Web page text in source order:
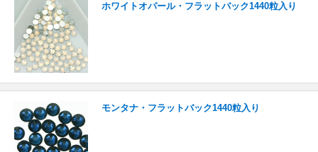
ホワイトオパール・フラットバック1440粒入り
モンタナ・フラットバック1440粒入り